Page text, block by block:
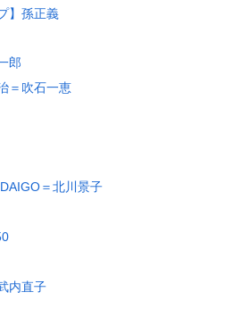
】孫正義
郎
＝吹石一恵
＝北川景子
内直子